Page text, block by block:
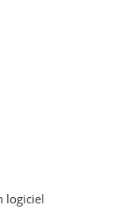
logiciel